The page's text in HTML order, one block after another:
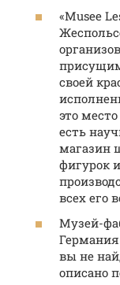
«Musee
своей
это
есть
магазин
фигурок
всех его
Музей-
вы не
описано